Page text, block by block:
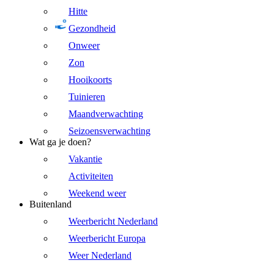
Hitte
Gezondheid
Onweer
Zon
Hooikoorts
Tuinieren
Maandverwachting
Seizoensverwachting
Wat ga je doen?
Vakantie
Activiteiten
Weekend weer
Buitenland
Weerbericht Nederland
Weerbericht Europa
Weer Nederland